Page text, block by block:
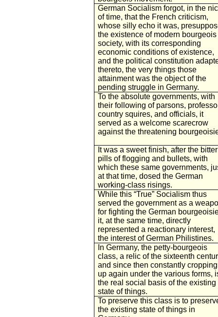
German Socialism forgot, in the
of time, that the French criticism,
whose silly echo it was,
the existence of modern bourgeois
society, with its corresponding
economic conditions of existence,
and the political constitution
thereto, the very things those
attainment was the object of the
pending struggle in Germany.
To the absolute governments, with
their following of parsons,
country squires, and officials, it
served as a welcome scarecrow
against the threatening
It was a sweet finish, after the bitter
pills of flogging and bullets, with
which these same governments,
at that time, dosed the German
working-class risings.
While this “True” Socialism thus
served the government as a
for fighting the German
it, at the same time, directly
represented a reactionary interest,
the interest of German Philistines.
In Germany, the petty-bourgeois
class, a relic of the sixteenth
and since then constantly cropping
up again under the various forms,
the real social basis of the existing
state of things.
To preserve this class is to
the existing state of things in